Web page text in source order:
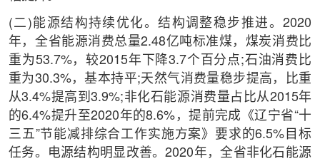
(二)能源结构持续优化。结构调整稳步推进。2020
年，全省能源消费总量2.48亿吨标准煤，煤炭消费比
重为53.7%，较2015年下降3.7个百分点;石油消费比
重为30.3%，基本持平;天然气消费量稳步提高，比重
从3.4%提高到3.9%;非化石能源消费量占比从2015年
的6.4%提升至2020年的8.6%，提前完成《辽宁省“十
三五”节能减排综合工作实施方案》要求的6.5%目标
任务。电源结构明显改善。2020年，全省非化石能源